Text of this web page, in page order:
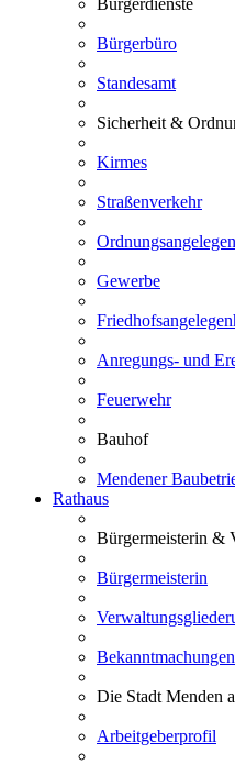
Bürgerdienste
Bürgerbüro
Standesamt
Sicherheit &
Kirmes
Straßenverkehr
Gewerbe
Anregungs- und
Feuerwehr
Bauhof
Mendener
Rathaus
Bürgermeisterin &
Bürgermeisterin
Bekanntmachungen
Die Stadt Menden
Arbeitgeberprofil